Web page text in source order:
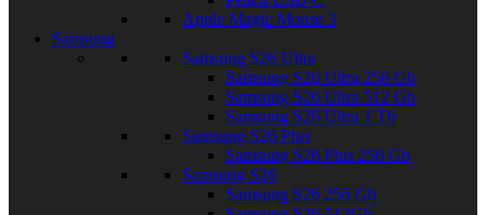
Apple Magic Mouse 3
Samsung
Samsung S26 Ultra
Samsung S26 Ultra 256 Gb
Samsung S26 Ultra 512 Gb
Samsung S26 Ultra 1 Tb
Samsung S26 Plus
Samsung S26 Plus 256 Gb
Samsung S26
Samsung S26 256 Gb